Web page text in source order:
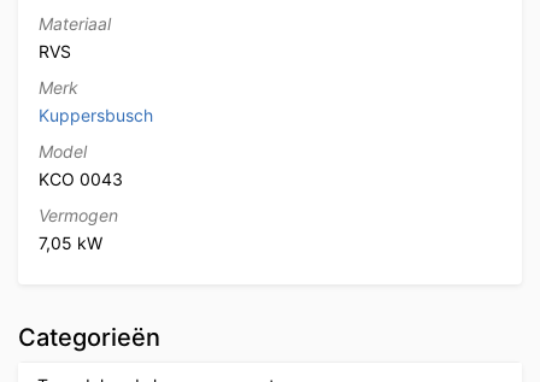
Materiaal
RVS
Merk
Kuppersbusch
Model
KCO 0043
Vermogen
7,05 kW
Categorieën